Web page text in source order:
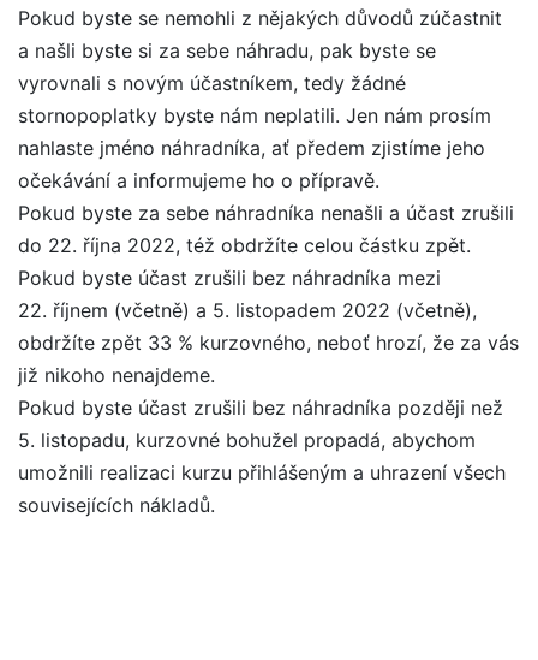
Pokud byste se nemohli z nějakých důvodů zúčastnit
a našli byste si za sebe náhradu, pak byste se
vyrovnali s novým účastníkem, tedy žádné
stornopoplatky byste nám neplatili. Jen nám prosím
nahlaste jméno náhradníka, ať předem zjistíme jeho
očekávání a informujeme ho o přípravě.
Pokud byste za sebe náhradníka nenašli a účast zrušili
do 22. října 2022, též obdržíte celou částku zpět.
Pokud byste účast zrušili bez náhradníka mezi
22. říjnem (včetně) a 5. listopadem 2022 (včetně),
obdržíte zpět 33 % kurzovného, neboť hrozí, že za vás
již nikoho nenajdeme.
Pokud byste účast zrušili bez náhradníka později než
5. listopadu, kurzovné bohužel propadá, abychom
umožnili realizaci kurzu přihlášeným a uhrazení všech
souvisejících nákladů.